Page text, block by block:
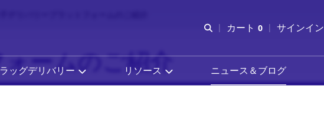
検索を開く
カート 0
カートを確認する
サインイン
ラッグデリバリー リソース ニュース＆ブログ
ームのご紹介